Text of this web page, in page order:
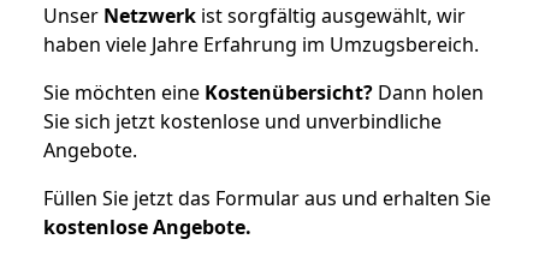
Unser Netzwerk ist sorgfältig ausgewählt, wir
haben viele Jahre Erfahrung im Umzugsbereich.
Sie möchten eine Kostenübersicht? Dann holen
Sie sich jetzt kostenlose und unverbindliche
Angebote.
Füllen Sie jetzt das Formular aus und erhalten Sie
kostenloseAngebote.